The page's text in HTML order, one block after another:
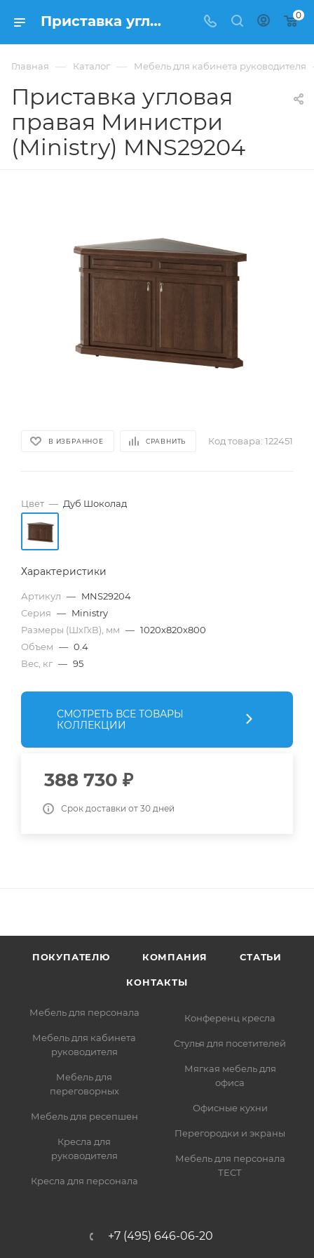
Приставка угловая правая Министри (Ministry) MNS29204 купить в Москве, цена 388 730 ₽. - интернет-магазин ФРАНКОМ 0
Главная — Каталог — Мебель для кабинета руководителя
Приставка угловая
правая Министри
(Ministry) MNS29204
В ИЗБРАННОЕ СРАВНИТЬ Код товара: 122451
Цвет — Дуб Шоколад
Характеристики
Артикул — MNS29204
Серия — Ministry
Размеры (ШхГхВ), мм — 1020x820x800
Объем — 0.4
Вес, кг — 95
СМОТРЕТЬ ВСЕ ТОВАРЫ
КОЛЛЕКЦИИ
388 730 ₽
Срок доставки от 30 дней
ПОКУПАТЕЛЮ КОМПАНИЯ СТАТЬИ
КОНТАКТЫ
Мебель для персонала
Мебель для кабинета
руководителя
Мебель для
переговорных
Мебель для ресепшен
Кресла для
руководителя
Кресла для персонала
Конференц кресла
Стулья для посетителей
Мягкая мебель для
офиса
Офисные кухни
Перегородки и экраны
Мебель для персонала
ТЕСТ
+7 (495) 646-06-20